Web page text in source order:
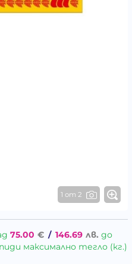
1 от 2
75.00 € / 146.69 лв. до
максимално тегло (кг.)